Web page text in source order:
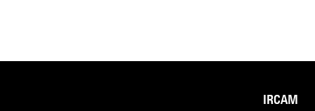
IRCAM